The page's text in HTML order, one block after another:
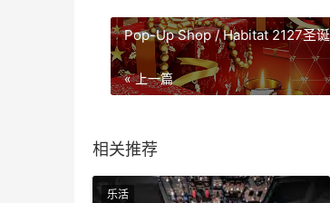
Pop-Up Shop / Habitat 2127圣
« 上一篇
相关推荐
乐活